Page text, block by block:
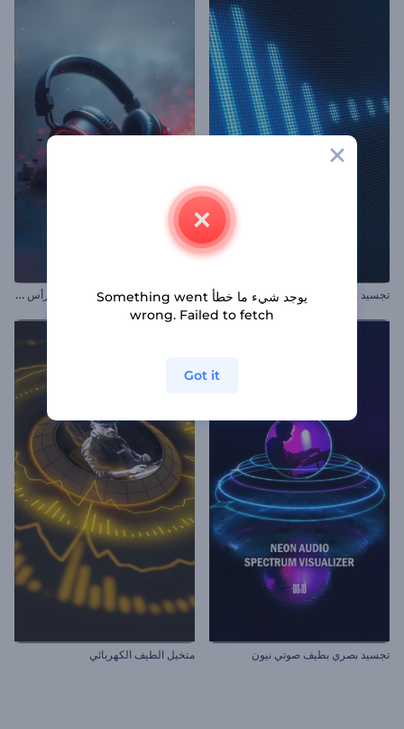
ت
جسيد بصري للموسيقى على شاشة LCD ت
جسيد بصري للموسيقى بسماعة رأس إيقاعية
تجسيد بصري بطيف صوتي نيون متخيل الطيف الكهربائي
يوجد شيء ما خطأ Something went
wrong. Failed to fetch
Got it